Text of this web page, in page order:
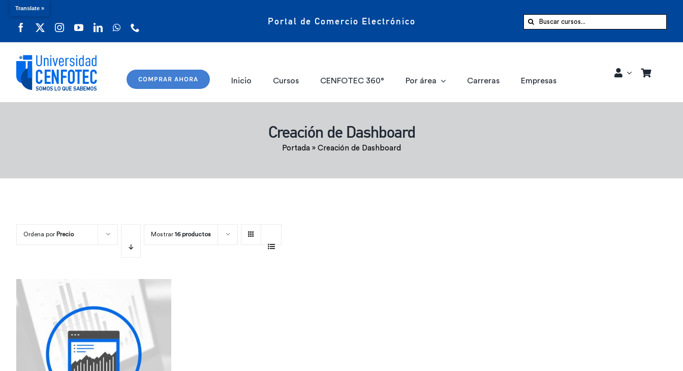
Portal de Comercio Electrónico Buscar:
COMPRAR AHORA Inicio Cursos CENFOTEC 360° Por área Carreras Empresas
Creación de Dashboard
Portada » Creación de Dashboard
Ordena por Precio Mostrar 16 productos
Translate »